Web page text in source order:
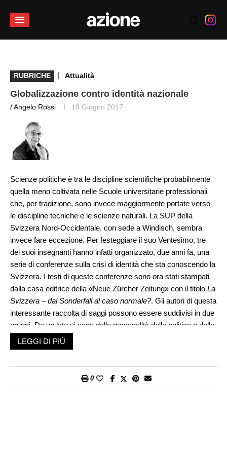
RUBRICHE | Attualità
Globalizzazione contro identità nazionale
/ Angelo Rossi 19 Giugno 2017
Scienze politiche è tra le discipline scientifiche probabilmente
quella meno coltivata nelle Scuole universitarie professionali
che, per tradizione, sono invece maggiormente portate verso
le discipline tecniche e le scienze naturali. La SUP della
Svizzera Nord-Occidentale, con sede a Windisch, sembra
invece fare eccezione. Per festeggiare il suo Ventesimo, tre
dei suoi insegnanti hanno infatti organizzato, due anni fa, una
serie di conferenze sulla crisi di identità che sta conoscendo la
Svizzera. I testi di queste conferenze sono ora stati stampati
dalla casa editrice della «Neue Zürcher Zeitung» con il titolo La
Svizzera – dal Sonderfall al caso normale?. Gli autori di questa
interessante raccolta di saggi possono essere suddivisi in due
gruppi. Da un lato vi sono delle personalità della politica e della
cultura come Günther Verheugen, Adolf Muschg, Kaspar
Villiger e Paul Widmer. Dall’altro, ci sono invece gli studiosi dei
dire il sociologo Karl Haltiner e i politologi Peter Gros e Fridolin
LEGGI DI PIÙ
0